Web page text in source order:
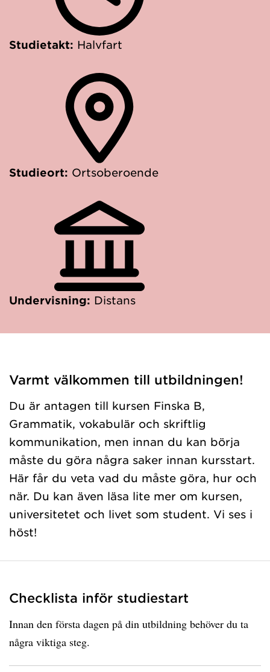
Studietakt: Halvfart
Studieort: Ortsoberoende
Undervisning: Distans
Varmt välkommen till utbildningen!
Du är antagen till kursen Finska B,
Grammatik, vokabulär och skriftlig
kommunikation, men innan du kan börja
måste du göra några saker innan kursstart.
Här får du veta vad du måste göra, hur och
när. Du kan även läsa lite mer om kursen,
universitetet och livet som student. Vi ses i
höst!
Checklista inför studiestart
Innan den första dagen på din utbildning behöver du ta
några viktiga steg.